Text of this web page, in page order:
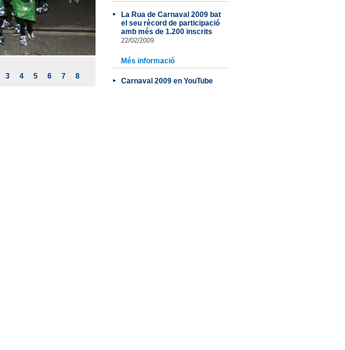
3 4 5 6 7 8
La Rua de Carnaval 2009 bat
el seu rècord de participació
amb més de 1.200 inscrits
22/02/2009
Més informació
Carnaval 2009 en YouTube